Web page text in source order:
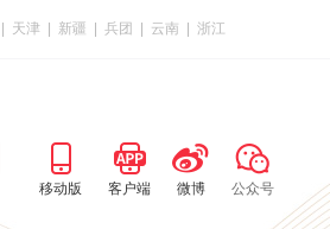
天津 新疆 兵团 云南 浙江
移动版 客户端 微博 公众号